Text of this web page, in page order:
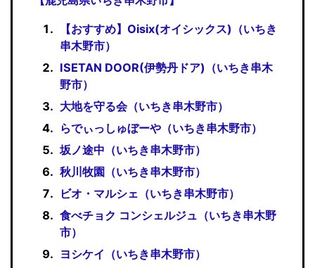
【おすすめ】Oisix(オイシックス)（いちき
串木野市）
ISETAN DOOR(伊勢丹ドア)（いちき串木
野市）
大地を守る会（いちき串木野市）
らでぃっしゅぼーや（いちき串木野市）
坂ノ途中（いちき串木野市）
秋川牧園（いちき串木野市）
ビオ・マルシェ（いちき串木野市）
食べチョク コンシェルジュ（いちき串木野
市）
ヨシケイ（いちき串木野市）